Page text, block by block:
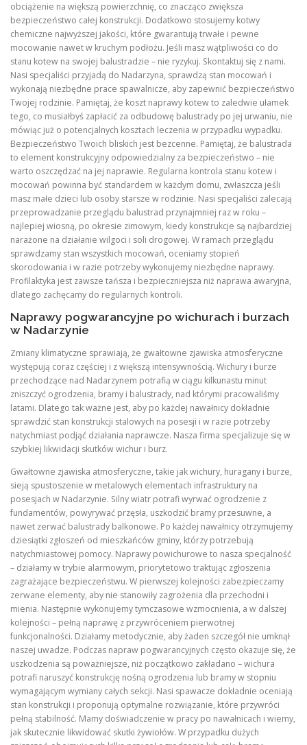
obciążenie na większą powierzchnię, co znacząco zwiększa
bezpieczeństwo całej konstrukcji. Dodatkowo stosujemy kotwy
chemiczne najwyższej jakości, które gwarantują trwałe i pewne
mocowanie nawet w kruchym podłożu. Jeśli masz wątpliwości co do
stanu kotew na swojej balustradzie – nie ryzykuj. Skontaktuj się z nami.
Nasi specjaliści przyjadą do Nadarzyna, sprawdzą stan mocowań i
wykonają niezbędne prace spawalnicze, aby zapewnić bezpieczeństwo
Twojej rodzinie. Pamiętaj, że koszt naprawy kotew to zaledwie ułamek
tego, co musiałbyś zapłacić za odbudowę balustrady po jej urwaniu, nie
mówiąc już o potencjalnych kosztach leczenia w przypadku wypadku.
Bezpieczeństwo Twoich bliskich jest bezcenne. Pamiętaj, że balustrada
to element konstrukcyjny odpowiedzialny za bezpieczeństwo – nie
warto oszczędzać na jej naprawie. Regularna kontrola stanu kotew i
mocowań powinna być standardem w każdym domu, zwłaszcza jeśli
masz małe dzieci lub osoby starsze w rodzinie. Nasi specjaliści zalecają
przeprowadzanie przeglądu balustrad przynajmniej raz w roku –
najlepiej wiosną, po okresie zimowym, kiedy konstrukcje są najbardziej
narażone na działanie wilgoci i soli drogowej. W ramach przeglądu
sprawdzamy stan wszystkich mocowań, oceniamy stopień
skorodowania i w razie potrzeby wykonujemy niezbędne naprawy.
Profilaktyka jest zawsze tańsza i bezpieczniejsza niż naprawa awaryjna,
dlatego zachęcamy do regularnych kontroli.
Naprawy pogwarancyjne po wichurach i burzach
w Nadarzynie
Zmiany klimatyczne sprawiają, że gwałtowne zjawiska atmosferyczne
występują coraz częściej i z większą intensywnością. Wichury i burze
przechodzące nad Nadarzynem potrafią w ciągu kilkunastu minut
zniszczyć ogrodzenia, bramy i balustrady, nad którymi pracowaliśmy
latami. Dlatego tak ważne jest, aby po każdej nawałnicy dokładnie
sprawdzić stan konstrukcji stalowych na posesji i w razie potrzeby
natychmiast podjąć działania naprawcze. Nasza firma specjalizuje się w
szybkiej likwidacji skutków wichur i burz.
Gwałtowne zjawiska atmosferyczne, takie jak wichury, huragany i burze,
sieją spustoszenie w metalowych elementach infrastruktury na
posesjach w Nadarzynie. Silny wiatr potrafi wyrwać ogrodzenie z
fundamentów, powyrywać przęsła, uszkodzić bramy przesuwne, a
nawet zerwać balustrady balkonowe. Po każdej nawałnicy otrzymujemy
dziesiątki zgłoszeń od mieszkańców gminy, którzy potrzebują
natychmiastowej pomocy. Naprawy powichurowe to nasza specjalność
– działamy w trybie alarmowym, priorytetowo traktując zgłoszenia
zagrażające bezpieczeństwu. W pierwszej kolejności zabezpieczamy
zerwane elementy, aby nie stanowiły zagrożenia dla przechodni i
mienia. Następnie wykonujemy tymczasowe wzmocnienia, a w dalszej
kolejności – pełną naprawę z przywróceniem pierwotnej
funkcjonalności. Działamy metodycznie, aby żaden szczegół nie umknął
naszej uwadze. Podczas napraw pogwarancyjnych często okazuje się, że
uszkodzenia są poważniejsze, niż początkowo zakładano – wichura
potrafi naruszyć konstrukcję nośną ogrodzenia lub bramy w stopniu
wymagającym wymiany całych sekcji. Nasi spawacze dokładnie oceniają
stan konstrukcji i proponują optymalne rozwiązanie, które przywróci
pełną stabilność. Mamy doświadczenie w pracy po nawałnicach i wiemy,
jak skutecznie likwidować skutki żywiołów. W przypadku dużych